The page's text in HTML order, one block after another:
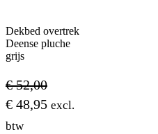
Dekbed overtrek
Deense pluche
grijs
€52,00
€ 48,95 excl.
btw